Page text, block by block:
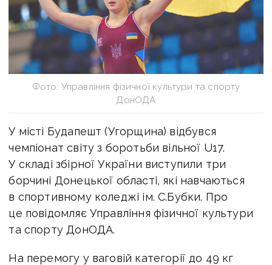
Фото: Управління фізичної культури та спорту
ДонОДА
У місті Будапешт (Угорщина) відбувся
чемпіонат світу з боротьби вільної U17.
У складі збірної України виступили три
борчині Донецької області, які навчаються
в спортивному коледжі ім. С.Бубки. Про
це повідомляє Управління фізичної культури
та спорту ДонОДА.
На перемогу у ваговій категорії до 49 кг